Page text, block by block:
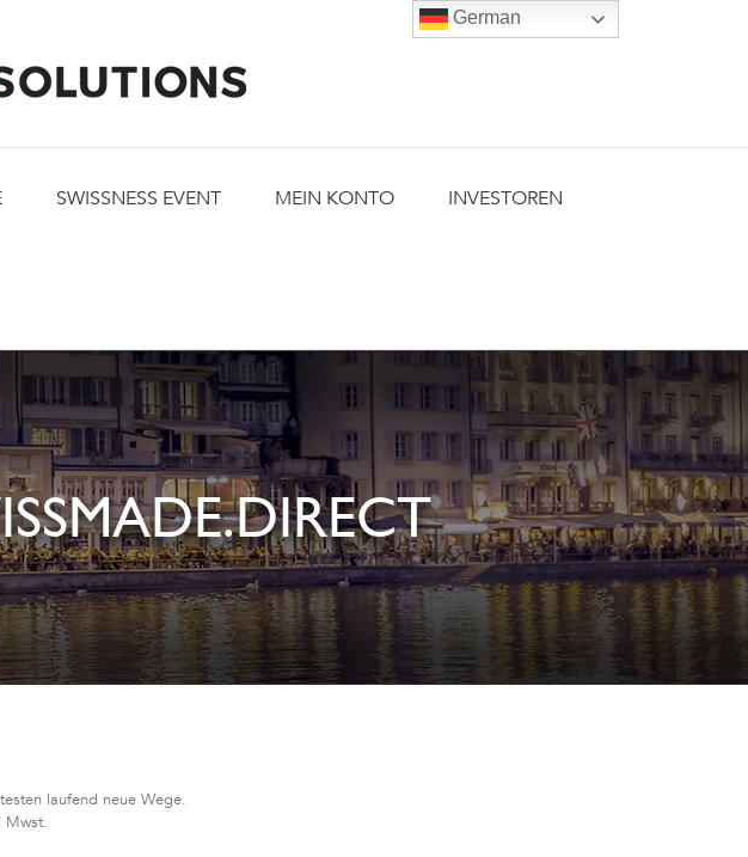
SWISSNESS EVENT MEIN KONTO INVESTOREN
laufend neue Wege.
Mwst.
German